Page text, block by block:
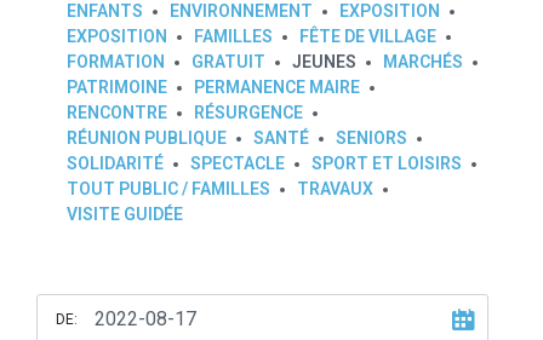
ENFANTS
ENVIRONNEMENT
EXPOSITION
EXPOSITION
FAMILLES
FÊTE DE VILLAGE
FORMATION
GRATUIT JEUNES
MARCHÉS
PATRIMOINE
PERMANENCE MAIRE
RENCONTRE
RÉSURGENCE
RÉUNION PUBLIQUE
SANTÉ
SENIORS
SOLIDARITÉ
SPECTACLE
SPORT ET LOISIRS
TOUT PUBLIC / FAMILLES
TRAVAUX
VISITE GUIDÉE
DE: